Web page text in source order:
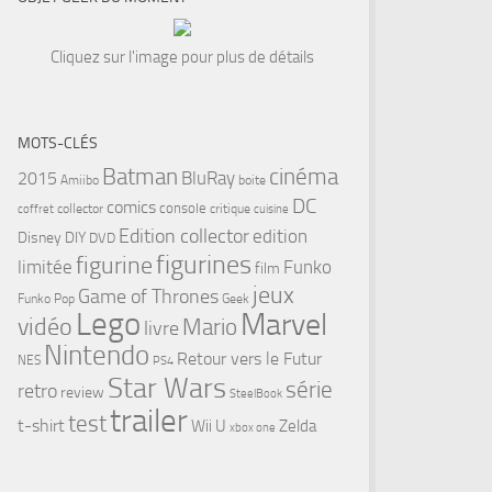
Cliquez sur l'image pour plus de détails
MOTS-CLÉS
2015 Amiibo Batman BluRay boite cinéma
coffret collector comics console critique cuisine DC
Disney DIY DVD Edition collector edition
limitée figurinefigurines film Funko
Funko Pop Game of Thrones Geek jeux
vidéo Lego livre Mario Marvel
NES Nintendo PS4 Retour vers le Futur
retro review Star Wars SteelBook série
t-shirttesttrailerWii U xbox one Zelda